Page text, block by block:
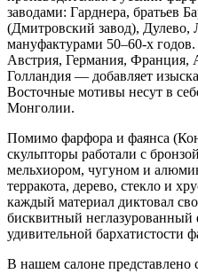
заводами: Гарднера, братьев
(Дмитровский завод), Дулево,
мануфактурами 50–60-х
Австрия, Германия, Франция,
Голландия — добавляет
Восточные мотивы несут в
Монголии.
Помимо фарфора и фаянса
скульпторы работали с
мельхиором, чугуном и
терракота, дерево, стекло и
каждый материал диктовал
бисквитный неглазурованный
удивительной бархатистости
В нашем салоне представлено